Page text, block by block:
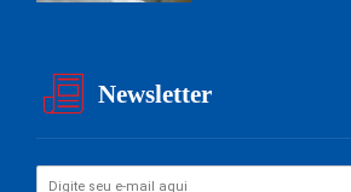
Newsletter